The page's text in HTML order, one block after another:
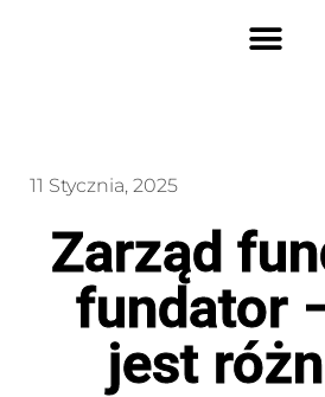
11 Stycznia, 2025
Zarząd
fundator
jest